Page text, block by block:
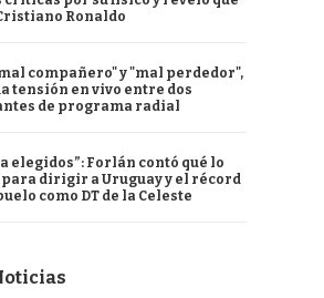
Ronaldo
compañero" y "mal perdedor",
tensión en vivo entre dos
de programa radial
elegidos”: Forlán contó qué lo
dirigir a Uruguay y el récord
como DT de la Celeste